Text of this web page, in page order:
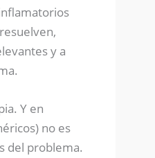
y a
Y en
no es
del problema.